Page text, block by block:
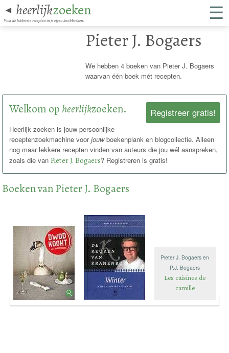
◄ heerlijkzoeken
Vind de lekkerste recepten in je eigen kookboeken. ☰
Pieter J. Bogaers
We hebben 4 boeken van Pieter J. Bogaers
waarvan één boek mét recepten.
Registreer gratis!
Welkom op heerlijkzoeken.
Heerlijk zoeken is jouw persoonlijke
receptenzoekmachine voorjouwboekenplank en blogcollectie. Alleen
nog maar lekkere recepten vinden van auteurs die jou wél aanspreken,
zoals die van Pieter J. Bogaers? Registreren is gratis!
Boeken van Pieter J. Bogaers
Pieter J. Bogaers en
P.J. Bogaers
Les cuisines de
camille